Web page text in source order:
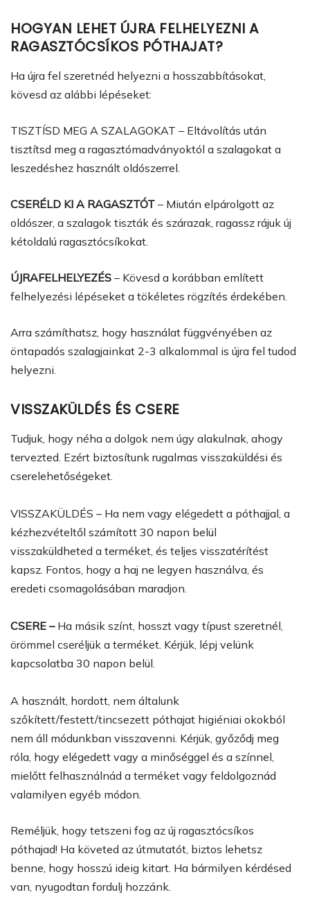
HOGYAN LEHET ÚJRA FELHELYEZNI A
RAGASZTÓCSÍKOS PÓTHAJAT?
Ha újra fel szeretnéd helyezni a hosszabbításokat,
kövesd az alábbi lépéseket:
TISZTÍSD MEG A SZALAGOKAT – Eltávolítás után
tisztítsd meg a ragasztómadványoktól a szalagokat a
leszedéshez használt oldószerrel.
CSERÉLD KI A RAGASZTÓT – Miután elpárolgott az
oldószer, a szalagok tiszták és szárazak, ragassz rájuk új
kétoldalú ragasztócsíkokat.
ÚJRAFELHELYEZÉS – Kövesd a korábban említett
felhelyezési lépéseket a tökéletes rögzítés érdekében.
Arra számíthatsz, hogy használat függvényében az
öntapadós szalagjainkat 2-3 alkalommal is újra fel tudod
helyezni.
VISSZAKÜLDÉS ÉS CSERE
Tudjuk, hogy néha a dolgok nem úgy alakulnak, ahogy
tervezted. Ezért biztosítunk rugalmas visszaküldési és
cserelehetőségeket.
VISSZAKÜLDÉS – Ha nem vagy elégedett a póthajjal, a
kézhezvételtől számított 30 napon belül
visszaküldheted a terméket, és teljes visszatérítést
kapsz. Fontos, hogy a haj ne legyen használva, és
eredeti csomagolásában maradjon.
CSERE –Ha másik színt, hosszt vagy típust szeretnél,
örömmel cseréljük a terméket. Kérjük, lépj velünk
kapcsolatba 30 napon belül.
A használt, hordott, nem általunk
szőkített/festett/tincsezett póthajat higiéniai okokból
nem áll módunkban visszavenni. Kérjük, győződj meg
róla, hogy elégedett vagy a minőséggel és a színnel,
mielőtt felhasználnád a terméket vagy feldolgoznád
valamilyen egyéb módon.
Reméljük, hogy tetszeni fog az új ragasztócsíkos
póthajad! Ha követed az útmutatót, biztos lehetsz
benne, hogy hosszú ideig kitart. Ha bármilyen kérdésed
van, nyugodtan fordulj hozzánk.